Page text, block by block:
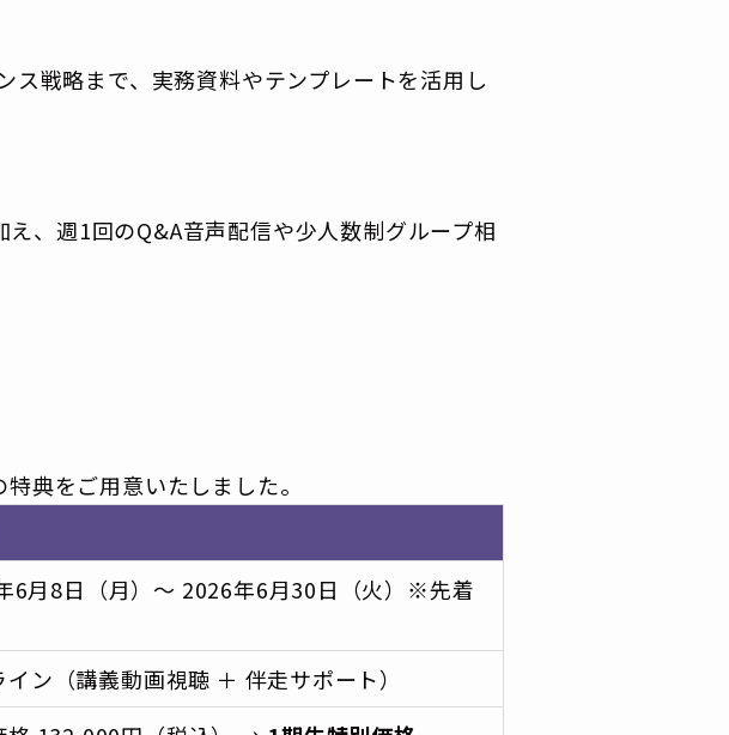
戦略まで、実務資料やテンプレートを活用し
、週1回のQ&A音声配信や少人数制グループ相
典をご用意いたしました。
6月8日（月）～ 2026年6月30日（火）※先着
イン（講義動画視聴 ＋ 伴走サポート）